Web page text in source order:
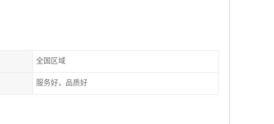
全国区域
服务好，品质好